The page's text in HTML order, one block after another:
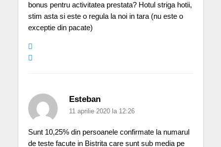
bonus pentru activitatea prestata? Hotul striga hotii,
stim asta si este o regula la noi in tara (nu este o
exceptie din pacate)
Esteban
11 aprilie 2020 la 12:26
Sunt 10,25% din persoanele confirmate la numarul
de teste facute in Bistrita care sunt sub media pe